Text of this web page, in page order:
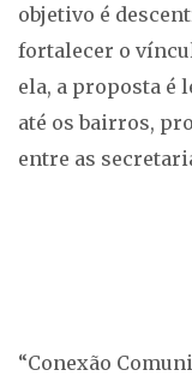
objetivo é
fortalecer o
ela, a proposta é
até os bairros,
entre as
“Conexão